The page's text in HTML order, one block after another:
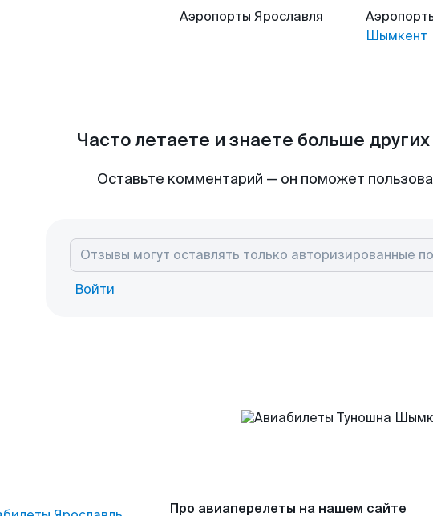
Аэропорты Ярославля
Шымкент
Часто летаете и знаете больше
Оставьте комментарий — он поможет
Войти
Про авиаперелеты на нашем сайте